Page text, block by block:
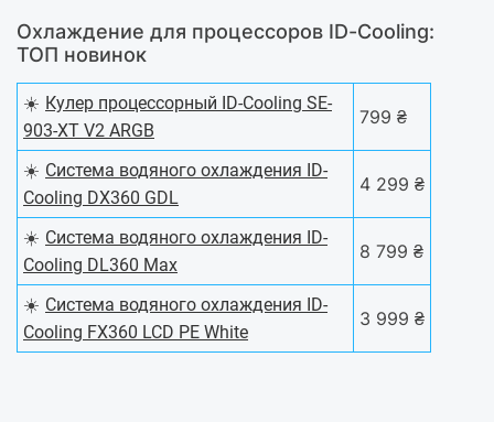
Охлаждение для процессоров ID-Cooling:
ТОП новинок
☀️ Кулер процессорный ID-Cooling SE-
903-XT V2 ARGB
799 ₴
☀️ Система водяного охлаждения ID-
Cooling DX360 GDL
4 299 ₴
☀️ Система водяного охлаждения ID-
Cooling DL360 Max
8 799 ₴
☀️ Система водяного охлаждения ID-
Cooling FX360 LCD PE White
3 999 ₴